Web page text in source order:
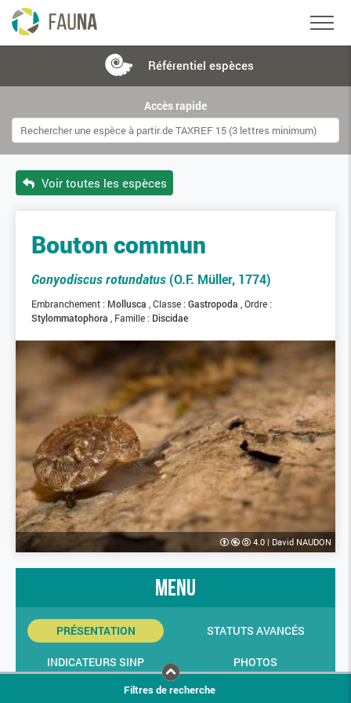
Référentiel espèces
Accès rapide
Voir toutes les espèces
Bouton commun
Gonyodiscus rotundatus (O.F. Müller, 1774)
Embranchement : Mollusca Classe : Gastropoda Ordre :
Stylommatophora
Famille : Discidae
4.0 | David NAUDON
menu
PRÉSENTATION STATUTS AVANCÉS
INDICATEURS SINP
PHOTOS
Filtres de recherche